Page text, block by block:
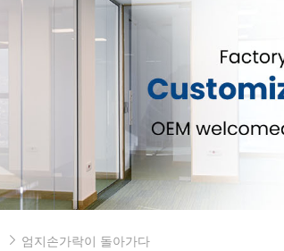
 엄지손가락이 돌아가다